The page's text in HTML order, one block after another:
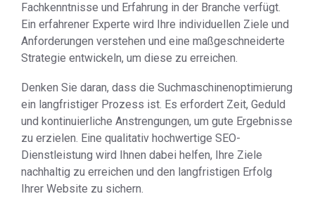
Fachkenntnisse und Erfahrung in der Branche verfügt.
Ein erfahrener Experte wird Ihre individuellen Ziele und
Anforderungen verstehen und eine maßgeschneiderte
Strategie entwickeln, um diese zu erreichen.
Denken Sie daran, dass die Suchmaschinenoptimierung
ein langfristiger Prozess ist. Es erfordert Zeit, Geduld
und kontinuierliche Anstrengungen, um gute Ergebnisse
zu erzielen. Eine qualitativ hochwertige SEO-
Dienstleistung wird Ihnen dabei helfen, Ihre Ziele
nachhaltig zu erreichen und den langfristigen Erfolg
Ihrer Website zu sichern.